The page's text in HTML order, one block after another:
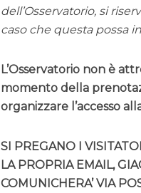
dell’Osservatorio, si
caso che questa possa
L’Osservatorio non è
momento della
organizzare l’accesso
SI PREGANO I
LA PROPRIA EMAIL,
COMUNICHERA’ VIA